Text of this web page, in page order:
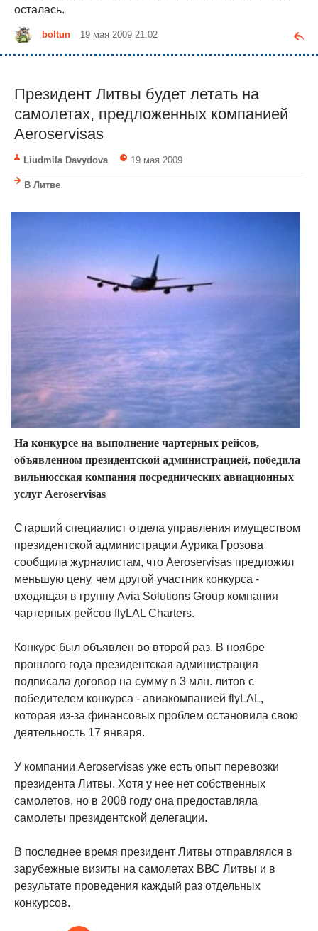
осталась.
boltun 19 мая 2009 21:02
Президент Литвы будет летать на
самолетах, предложенных компанией
Aeroservisas
Liudmila Davydova 19 мая 2009
В Литве
На конкурсе на выполнение чартерных рейсов,
объявленном президентской администрацией, победила
вильнюсская компания посреднических авиационных
услуг Aeroservisas
Старший специалист отдела управления имуществом
президентской администрации Аурика Грозова
сообщила журналистам, что Aeroservisas предложил
меньшую цену, чем другой участник конкурса -
входящая в группу Avia Solutions Group компания
чартерных рейсов flyLAL Charters.
Конкурс был объявлен во второй раз. В ноябре
прошлого года президентская администрация
подписала договор на сумму в 3 млн. литов с
победителем конкурса - авиакомпанией flyLAL,
которая из-за финансовых проблем остановила свою
деятельность 17 января.
У компании Aeroservisas уже есть опыт перевозки
президента Литвы. Хотя у нее нет собственных
самолетов, но в 2008 году она предоставляла
самолеты президентской делегации.
В последнее время президент Литвы отправлялся в
зарубежные визиты на самолетах ВВС Литвы и в
результате проведения каждый раз отдельных
конкурсов.